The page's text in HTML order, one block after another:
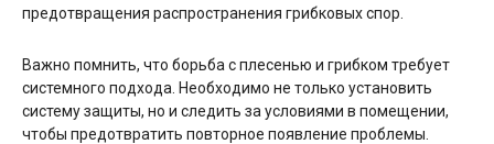
предотвращения распространения грибковых спор.
Важно помнить, что борьба с плесенью и грибком требует
системного подхода. Необходимо не только установить
систему защиты, но и следить за условиями в помещении,
чтобы предотвратить повторное появление проблемы.